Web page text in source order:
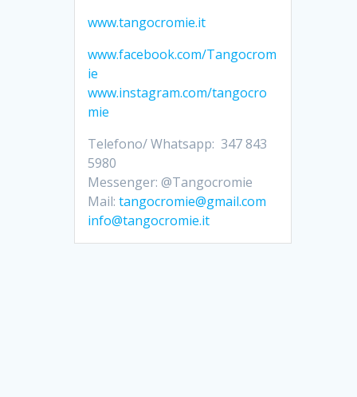
www.tangocromie.it
www.facebook.com/Tangocrom
ie
www.instagram.com/tangocro
mie
Telefono/ Whatsapp: 347 843
5980
Messenger: @Tangocromie
Mail:tangocromie@gmail.com
info@tangocromie.it